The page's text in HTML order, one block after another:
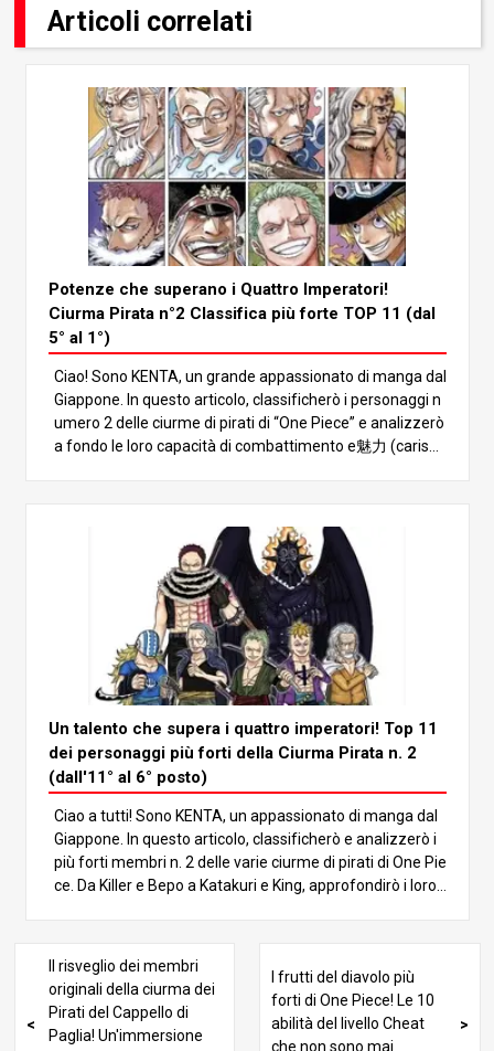
Articoli correlati
Potenze che superano i Quattro Imperatori!
Ciurma Pirata n°2 Classifica più forte TOP 11 (dal
5° al 1°)
Ciao! Sono KENTA, un grande appassionato di manga dal
Giappone. In questo articolo, classificherò i personaggi n
umero 2 delle ciurme di pirati di “One Piece” e analizzerò
a fondo le loro capacità di combattimento e魅力 (carism
Piece” ci sono molti personaggi potenti, ma i No.2 delle ci
urme di pirati si distinguono soprattutto per le loro imme
nse capacità di combattimento. Questi personaggi spes
so eguagliano la forza del loro capitano, che di solito è tr
a le figure più forti come i Quattro Imperatori o i Sette Si
gnori della Guerra del Mare, svolgendo un ruolo fondame
ntale nell’avanzamento della storia. In questo articolo, fa
remo un’immersione profonda nei personaggi No.2 più f
orti e classificheremo i TOP 11. Analizziamo lo stile di co
mbattimento e le caratteristiche di ciascuno per determi
nare chi è il più forte! Iniziamo con le classifiche! Non vorr
ete perdervi questo momento! 5° posto: Sabo Sabo, il nu
mero 2 dell’Esercito Rivoluzionario, è conosciuto come il
fratello giurato di Luffy e Ace. La sua forza risiede nel su
o stile di combattimento a tutto tondo, che utilizza le arti
marziali, l’Armament Haki e i poteri del Mera Mera no Mi
Un talento che supera i quattro imperatori! Top 11
dei personaggi più forti della Ciurma Pirata n. 2
(dall'11° al 6° posto)
Ciao a tutti! Sono KENTA, un appassionato di manga dal
Giappone. In questo articolo, classificherò e analizzerò i
più forti membri n. 2 delle varie ciurme di pirati di One Pie
ce. Da Killer e Bepo a Katakuri e King, approfondirò i loro
ne: Il fascino dei personaggi della Ciurma Pirata n. 2 One
Piece presenta una varietà di personaggi potenti, ma i m
embri No. 2 delle ciurme pirata occupano un posto speci
Il risveglio dei membri
originali della ciurma dei
Pirati del Cappello di
Paglia! Un'immersione
I frutti del diavolo più
forti di One Piece! Le 10
abilità del livello Cheat
che non sono mai